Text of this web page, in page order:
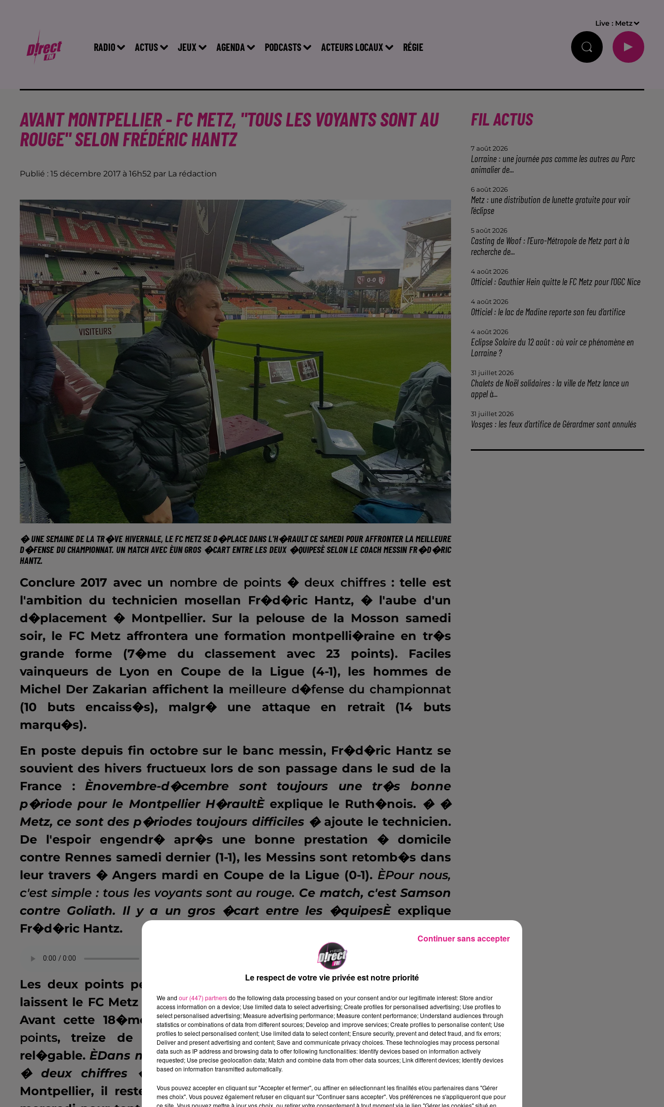
RADIO ACTUS JEUX AGENDA PODCASTS ACTEURS LOCAUX RÉGIE
Live : Metz
AVANT MONTPELLIER - FC METZ, "TOUS LES VOYANTS SONT AU
ROUGE" SELON FRÉDÉRIC HANTZ
Publié : 15 décembre 2017 à 16h52 par La rédaction
� UNE SEMAINE DE LA TR�VE HIVERNALE, LE FC METZ SE D�PLACE DANS L'H�RAULT CE SAMEDI POUR AFFRONTER LA MEILLEURE
D�FENSE DU CHAMPIONNAT. UN MATCH AVECÈUN GROS �CART ENTRE LES DEUX �QUIPESÈSELON LE COACH MESSIN FR�D�RIC
HANTZ.
Conclure 2017 avec un nombre de points � deux chiffres: telle est
l'ambition du technicien mosellan Fr�d�ric Hantz, � l'aube d'un
d�placement � Montpellier. Sur la pelouse de la Mosson samedi
soir, le FC Metz affrontera une formation montpelli�raine en tr�s
grande forme (7�me du classement avec 23 points). Faciles
vainqueurs de Lyon en Coupe de la Ligue (4-1), les hommes de
Michel Der Zakarian affichent la meilleure d�fense du championnat
(10 buts encaiss�s), malgr� une attaque en retrait (14 buts
marqu�s).
En poste depuis fin octobre sur le banc messin, Fr�d�ric Hantz se
souvient des hivers fructueux lors de son passage dans le sud de la
France : Ènovembre-d�cembre sont toujours une tr�s bonne
p�riode pour le Montpellier H�raultÈexplique le Ruth�nois. � �
Metz, ce sont des p�riodes toujours difficiles � ajoute le technicien.
De l'espoir engendr� apr�s une bonne prestation � domicile
contre Rennes samedi dernier (1-1), les Messins sont retomb�s dans
leur travers � Angers mardi en Coupe de la Ligue (0-1). ÈPour nous,
c'est simple : tous les voyants sont au rouge. Ce match, c'est Samson
contre Goliath. Il y a un gros �cart entre les �quipesÈ explique
Fr�d�ric Hantz.
Les deux points perdus en fin de match contre le Stade Rennais
laissent le FC Metz � distance de ses voisins directs au classement.
Avant cette 18�me journ�e,les Grenats comptent toujours cinq
points, treize de moins que l'ESTAC, 17�me et premier non
rel�gable. ÈDans mon esprit, c'�tait qu'on ait au moins un nombre
� deux chiffres � la tr�veÈpr�cise Fr�d�ric Hantz. Apr�s
Montpellier, il restera � ses hommes la r�ception de Strasbourg
FIL ACTUS
7 août 2026
Lorraine : une journée pas comme les autres au Parc
animalier de...
6 août 2026
Metz : une distribution de lunette gratuite pour voir
l’éclipse
5 août 2026
Casting de Woof : l'Euro-Métropole de Metz part à la
recherche de...
4 août 2026
Officiel : Gauthier Hein quitte le FC Metz pour l'OGC Nice
4 août 2026
Officiel : le lac de Madine reporte son feu d’artifice
4 août 2026
Eclipse Solaire du 12 août : où voir ce phénomène en
Lorraine ?
31 juillet 2026
Chalets de Noël solidaires : la ville de Metz lance un
appel à...
31 juillet 2026
Vosges : les feux d’artifice de Gérardmer sont annulés
Le respect de votre vie privée est notre priorité
We and our (447) partnersdo the following data processing based on your consent and/or our legitimate interest: Store and/or
access information on a device; Use limited data to select advertising; Create profiles for personalised advertising; Use profiles to
select personalised advertising; Measure advertising performance; Measure content performance; Understand audiences through
statistics or combinations of data from different sources; Develop and improve services; Create profiles to personalise content; Use
profiles to select personalised content; Use limited data to select content; Ensure security, prevent and detect fraud, and fix errors;
Deliver and present advertising and content; Save and communicate privacy choices. These technologies may process personal
data such as IP address and browsing data to offer following functionalities: Identify devices based on information actively
requested; Use precise geolocation data; Match and combine data from other data sources; Link different devices; Identify devices
based on information transmitted automatically.
Vous pouvez accepter en cliquant sur "Accepter et fermer", ou affiner en sélectionnant les finalités et/ou partenaires dans "Gérer
mes choix". Vous pouvez également refuser en cliquant sur "Continuer sans accepter". Vos préférences ne s'appliqueront que pour
ce site. Vous pouvez mettre à jour vos choix, ou retirer votre consentement à tout moment via le lien "Gérer les cookies" situé en
Continuer sans accepter